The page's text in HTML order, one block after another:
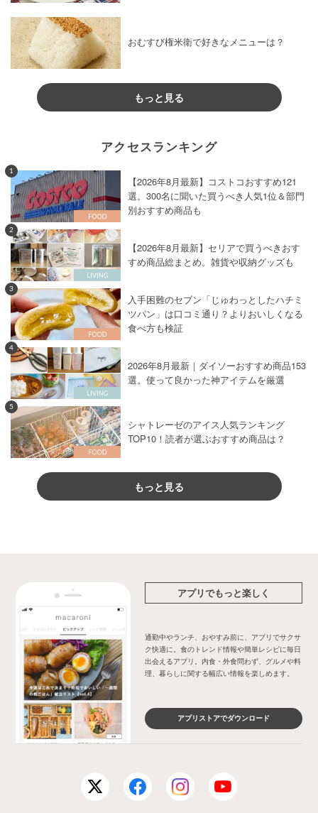
おむすび権米衛で好きなメニューは？
もっと見る
アクセスランキング
1
【2026年8月最新】コストコおすすめ121
選。300名に聞いた買うべき人気1位＆部門
別おすすめ商品も
2
【2026年8月最新】セリアで買うべきおす
すめ商品総まとめ。雑貨や収納グッズも
3
入手困難のセブン「じゅわっとしたハチミ
ツパン」は口コミ通り？よりおいしくなる
食べ方も検証
4
2026年8月最新｜ダイソーおすすめ商品153
選。使って良かった神アイテムを厳選
5
シャトレーゼのアイス人気ランキング
TOP10！読者が選ぶおすすめ商品は？
もっと見る
アプリでもっと楽しく
通勤中やランチ、おやすみ前に、アプリでサクサ
ク快適に。食のトレンド情報や簡単レシピに毎日
出会えるアプリ。内食・外食問わず、グルメや料
理、暮らしに関する幅広い情報を楽しめます。
アプリストアでダウンロード